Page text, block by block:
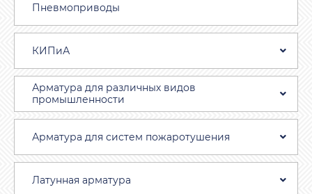
Пневмоприводы
КИПиА
Арматура для различных видов
промышленности
Арматура для систем пожаротушения
Латунная арматура